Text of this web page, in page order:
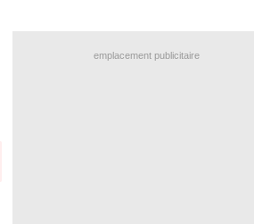
emplacement publicitaire